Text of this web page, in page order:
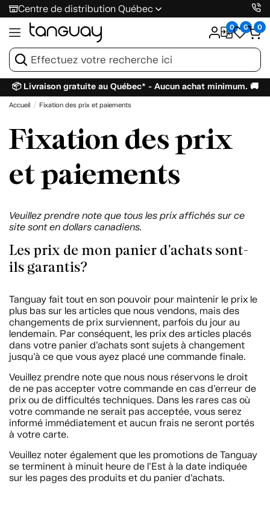
Centre de distribution Québec
0 0 0
📦 Livraison gratuite au Québec* - Aucun achat minimum. 🚚
Accueil Fixation des prix et paiements
Fixation des prix
et paiements
Veuillez prendre note que tous les prix affichés sur ce
site sont en dollars canadiens.
Les prix de mon panier d’achats sont-
ils garantis?
Tanguay fait tout en son pouvoir pour maintenir le prix le
plus bas sur les articles que nous vendons, mais des
changements de prix surviennent, parfois du jour au
lendemain. Par conséquent, les prix des articles placés
dans votre panier d’achats sont sujets à changement
jusqu’à ce que vous ayez placé une commande finale.
Veuillez prendre note que nous nous réservons le droit
de ne pas accepter votre commande en cas d’erreur de
prix ou de difficultés techniques. Dans les rares cas où
votre commande ne serait pas acceptée, vous serez
informé immédiatement et aucun frais ne seront portés
à votre carte.
Veuillez noter également que les promotions de Tanguay
se terminent à minuit heure de l’Est à la date indiquée
sur les pages des produits et du panier d’achats.